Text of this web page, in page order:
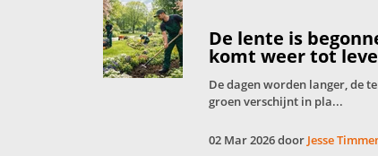
De lente is
komt weer tot
De dagen worden langer, de
groen verschijnt in pla...
02 Mar 2026 door Jesse